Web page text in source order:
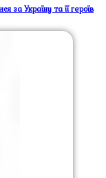
за Україну та її героїв